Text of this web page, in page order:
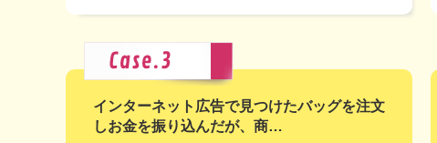
インターネット広告で見つけたバッグを注文
しお金を振り込んだが、商…